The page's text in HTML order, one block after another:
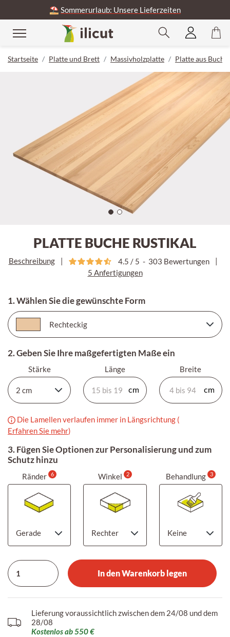
⛱️ Sommerurlaub: Unsere Lieferzeiten
Startseite Platte und Brett Massivholzplatte Platte aus Buche
PLATTE BUCHE RUSTIKAL
Beschreibung 4.5 / 5 - 303 Bewertungen
5 Anfertigungen
1. Wählen Sie die gewünschte Form
2. Geben Sie Ihre maßgefertigten Maße ein
Stärke Länge Breite
Die Lamellen verlaufen immer in Längsrichtung (
Erfahren Sie mehr)
3. Fügen Sie Optionen zur Personalisierung und zum
Schutz hinzu
Ränder 6 Winkel 2 Behandlung 3
In den Warenkorb legen
Lieferung voraussichtlich zwischen dem 24/08 und dem
28/08
Kostenlos ab 550 €